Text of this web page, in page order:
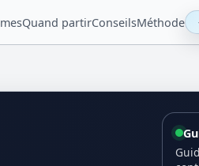
Quand partirConseilsMéthode